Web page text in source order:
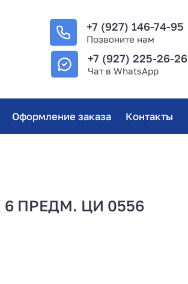
+7 (927) 146-74-95
Позвоните нам
+7 (927) 225-26-26
Чат в WhatsApp
Оформление заказа Контакты
ПРЕДМ. ЦИ 0556